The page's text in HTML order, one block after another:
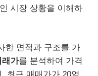
시장 상황을 이해하
한 면적과 구조를 가
래가를 분석하여 가격